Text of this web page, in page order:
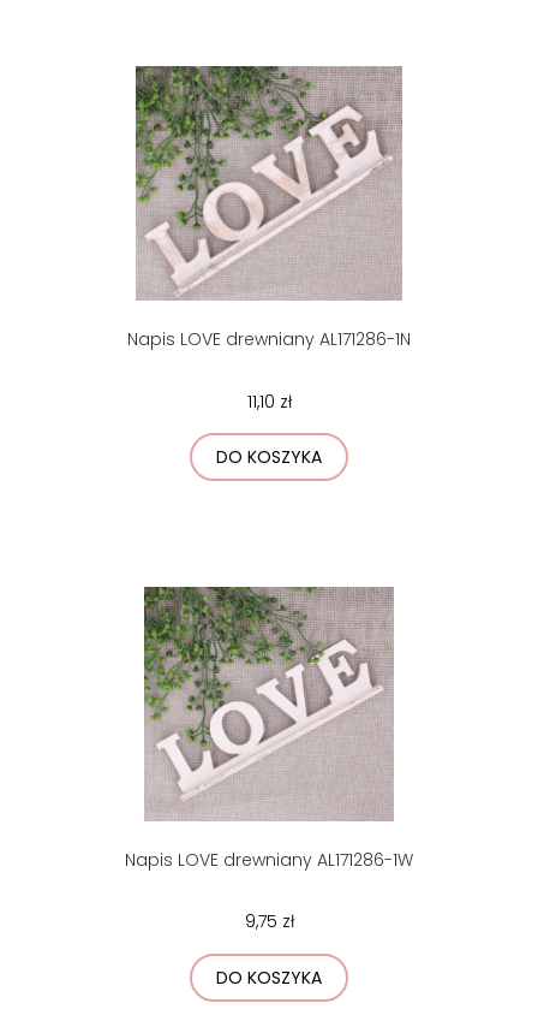
Napis LOVE drewniany AL171286-1N
11,10 zł
DO KOSZYKA
Napis LOVE drewniany AL171286-1W
9,75 zł
DO KOSZYKA